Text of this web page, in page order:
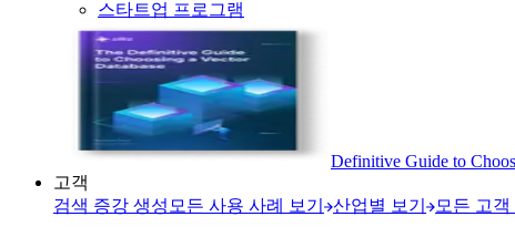
스타트업 프로그램
Definitive Guide to
고객
검색 증강 생성 모든 사용 사례 보기 산업별 보기 모든 고객